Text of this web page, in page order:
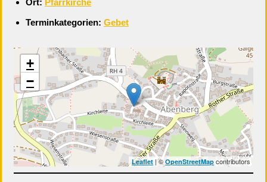
Ort: Pfarrkirche
Terminkategorien: Gebet
+
−
Leaflet| © OpenStreetMapcontributors